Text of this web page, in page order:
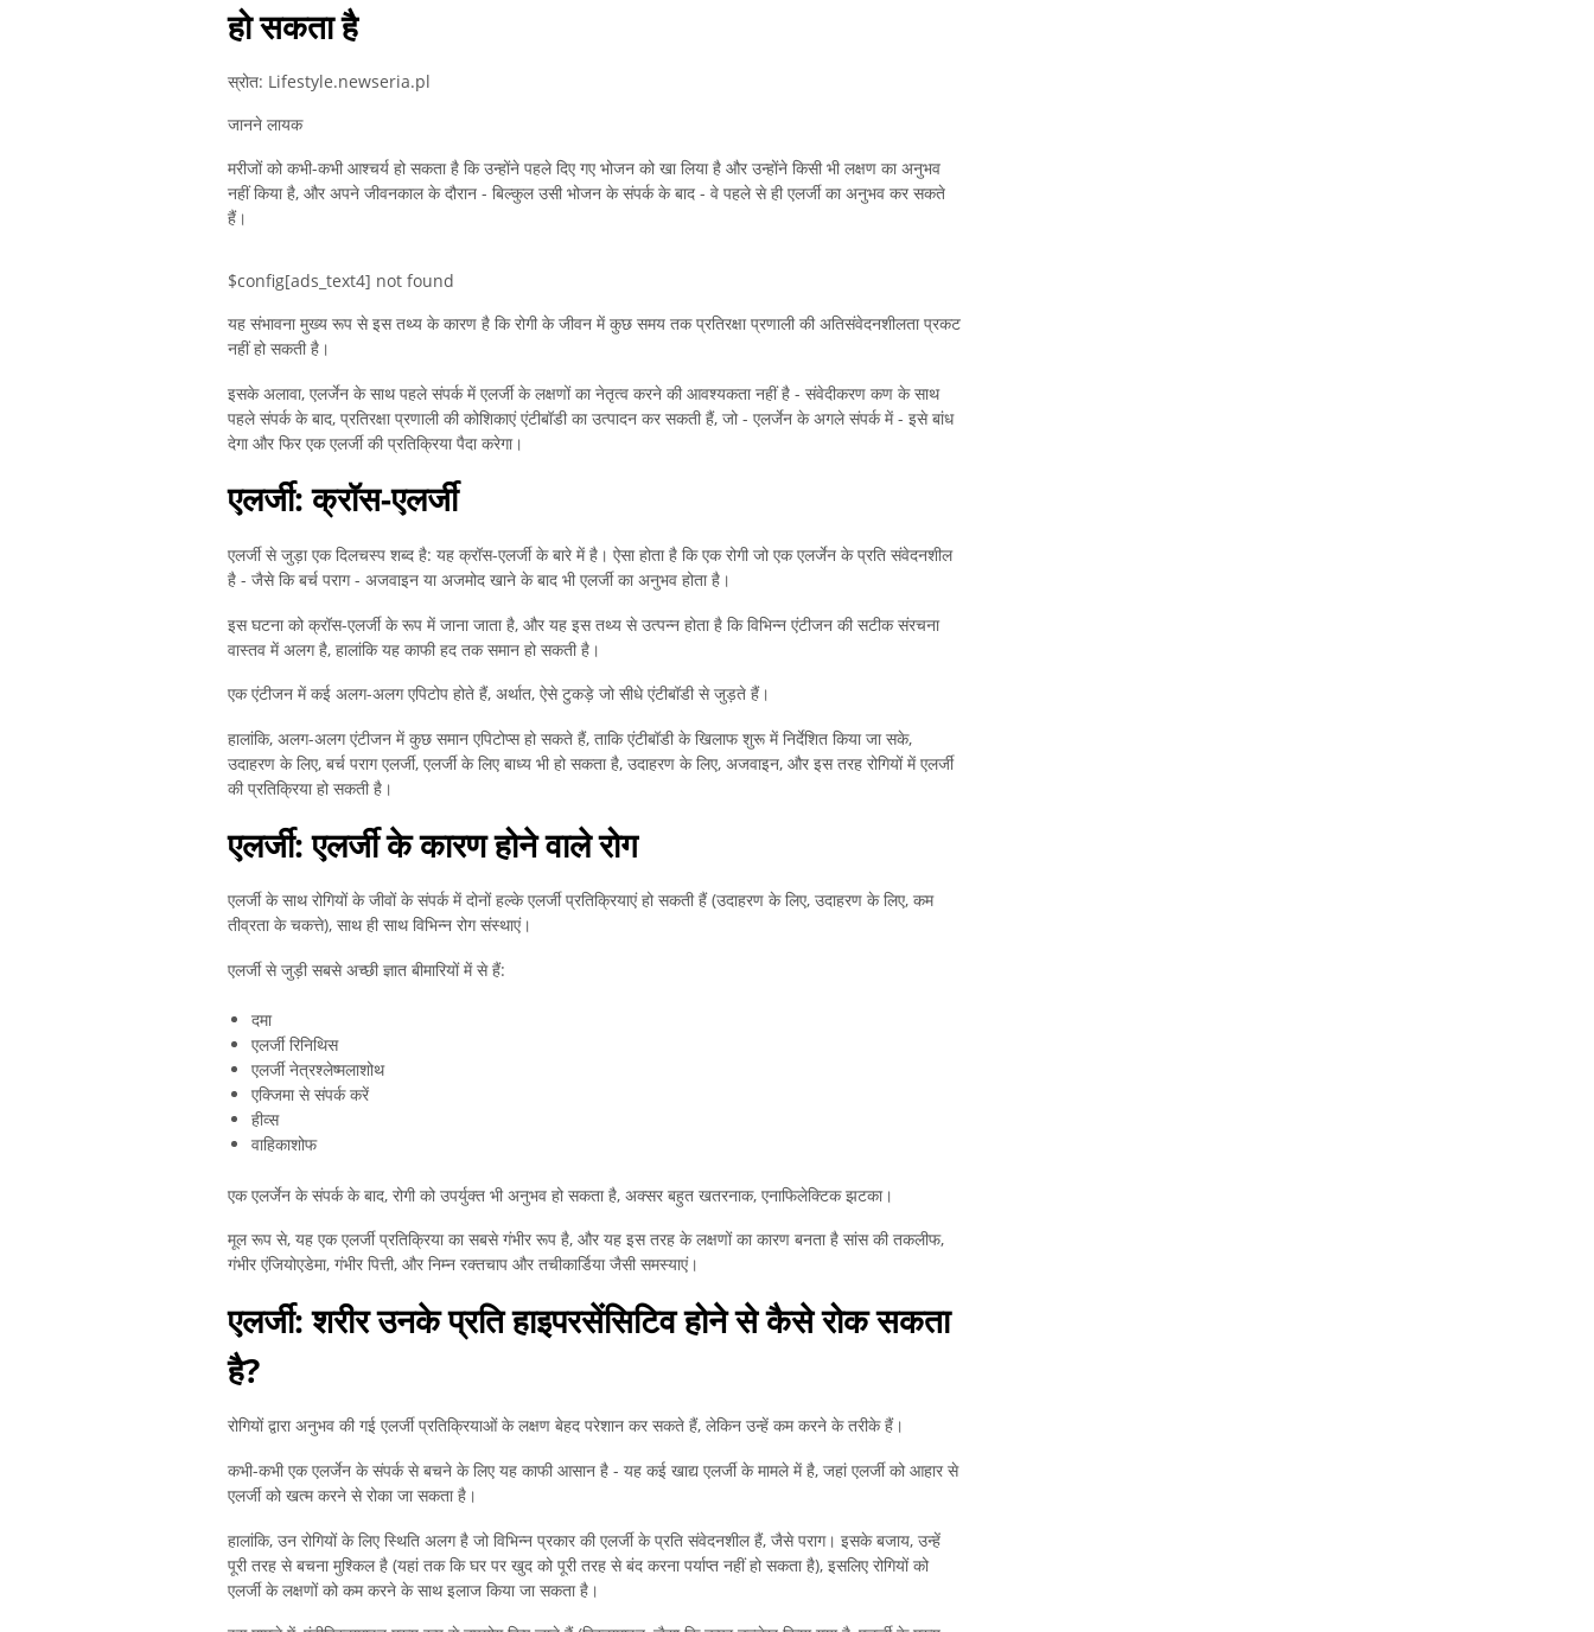
हो सकता है
स्रोत: Lifestyle.newseria.pl
जानने लायक
मरीजों को कभी-कभी आश्चर्य हो सकता है कि उन्होंने पहले दिए गए भोजन को खा लिया है और उन्होंने किसी भी लक्षण का अनुभव
नहीं किया है, और अपने जीवनकाल के दौरान - बिल्कुल उसी भोजन के संपर्क के बाद - वे पहले से ही एलर्जी का अनुभव कर सकते
हैं।
$config[ads_text4] not found
यह संभावना मुख्य रूप से इस तथ्य के कारण है कि रोगी के जीवन में कुछ समय तक प्रतिरक्षा प्रणाली की अतिसंवेदनशीलता प्रकट
नहीं हो सकती है।
इसके अलावा, एलर्जेन के साथ पहले संपर्क में एलर्जी के लक्षणों का नेतृत्व करने की आवश्यकता नहीं है - संवेदीकरण कण के साथ
पहले संपर्क के बाद, प्रतिरक्षा प्रणाली की कोशिकाएं एंटीबॉडी का उत्पादन कर सकती हैं, जो - एलर्जेन के अगले संपर्क में - इसे बांध
देगा और फिर एक एलर्जी की प्रतिक्रिया पैदा करेगा।
एलर्जी: क्रॉस-एलर्जी
एलर्जी से जुड़ा एक दिलचस्प शब्द है: यह क्रॉस-एलर्जी के बारे में है। ऐसा होता है कि एक रोगी जो एक एलर्जेन के प्रति संवेदनशील
है - जैसे कि बर्च पराग - अजवाइन या अजमोद खाने के बाद भी एलर्जी का अनुभव होता है।
इस घटना को क्रॉस-एलर्जी के रूप में जाना जाता है, और यह इस तथ्य से उत्पन्न होता है कि विभिन्न एंटीजन की सटीक संरचना
वास्तव में अलग है, हालांकि यह काफी हद तक समान हो सकती है।
एक एंटीजन में कई अलग-अलग एपिटोप होते हैं, अर्थात, ऐसे टुकड़े जो सीधे एंटीबॉडी से जुड़ते हैं।
हालांकि, अलग-अलग एंटीजन में कुछ समान एपिटोप्स हो सकते हैं, ताकि एंटीबॉडी के खिलाफ शुरू में निर्देशित किया जा सके,
उदाहरण के लिए, बर्च पराग एलर्जी, एलर्जी के लिए बाध्य भी हो सकता है, उदाहरण के लिए, अजवाइन, और इस तरह रोगियों में एलर्जी
की प्रतिक्रिया हो सकती है।
एलर्जी: एलर्जी के कारण होने वाले रोग
एलर्जी के साथ रोगियों के जीवों के संपर्क में दोनों हल्के एलर्जी प्रतिक्रियाएं हो सकती हैं (उदाहरण के लिए, उदाहरण के लिए, कम
तीव्रता के चकत्ते), साथ ही साथ विभिन्न रोग संस्थाएं।
एलर्जी से जुड़ी सबसे अच्छी ज्ञात बीमारियों में से हैं:
दमा
एलर्जी रिनिथिस
एलर्जी नेत्रश्लेष्मलाशोथ
एक्जिमा से संपर्क करें
हीव्स
वाहिकाशोफ
एक एलर्जेन के संपर्क के बाद, रोगी को उपर्युक्त भी अनुभव हो सकता है, अक्सर बहुत खतरनाक, एनाफिलेक्टिक झटका।
मूल रूप से, यह एक एलर्जी प्रतिक्रिया का सबसे गंभीर रूप है, और यह इस तरह के लक्षणों का कारण बनता है सांस की तकलीफ,
गंभीर एंजियोएडेमा, गंभीर पित्ती, और निम्न रक्तचाप और तचीकार्डिया जैसी समस्याएं।
एलर्जी: शरीर उनके प्रति हाइपरसेंसिटिव होने से कैसे रोक सकता
है?
रोगियों द्वारा अनुभव की गई एलर्जी प्रतिक्रियाओं के लक्षण बेहद परेशान कर सकते हैं, लेकिन उन्हें कम करने के तरीके हैं।
कभी-कभी एक एलर्जेन के संपर्क से बचने के लिए यह काफी आसान है - यह कई खाद्य एलर्जी के मामले में है, जहां एलर्जी को आहार से
एलर्जी को खत्म करने से रोका जा सकता है।
हालांकि, उन रोगियों के लिए स्थिति अलग है जो विभिन्न प्रकार की एलर्जी के प्रति संवेदनशील हैं, जैसे पराग। इसके बजाय, उन्हें
पूरी तरह से बचना मुश्किल है (यहां तक ​​कि घर पर खुद को पूरी तरह से बंद करना पर्याप्त नहीं हो सकता है), इसलिए रोगियों को
एलर्जी के लक्षणों को कम करने के साथ इलाज किया जा सकता है।